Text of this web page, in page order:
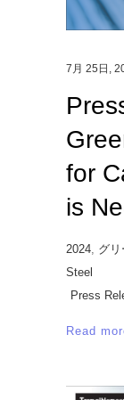
7月 25日,
for
is
2024, グ
Steel
Press
Read